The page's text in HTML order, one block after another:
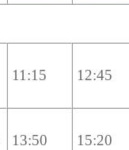
11:15 12:45
13:50 15:20